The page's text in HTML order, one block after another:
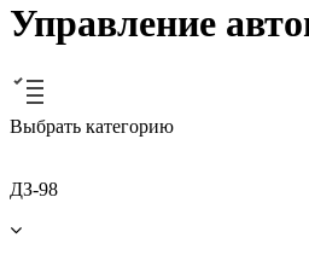
Управление
Выбрать категорию
ДЗ-98